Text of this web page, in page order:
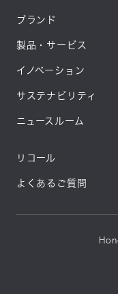
ブランド
製品・サービス
イノベーション
サステナビリティ
ニュースルーム
リコール
よくあるご質問